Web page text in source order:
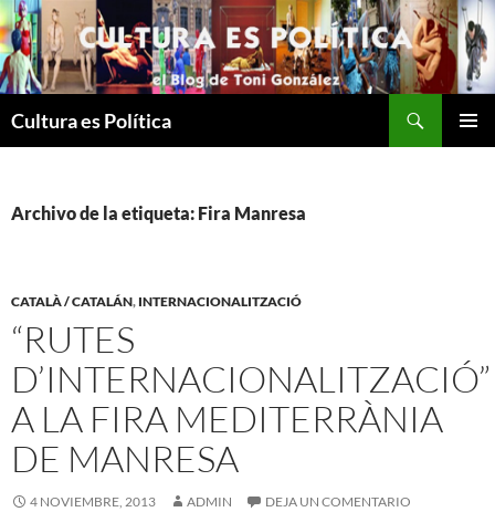
Saltar
al
contenido
Cultura es Política
Archivo de la etiqueta: Fira Manresa
CATALÀ / CATALÁN, INTERNACIONALITZACIÓ
“RUTES
D’INTERNACIONALITZACIÓ”
A LA FIRA MEDITERRÀNIA
DE MANRESA
4 NOVIEMBRE, 2013 ADMIN DEJA UN COMENTARIO